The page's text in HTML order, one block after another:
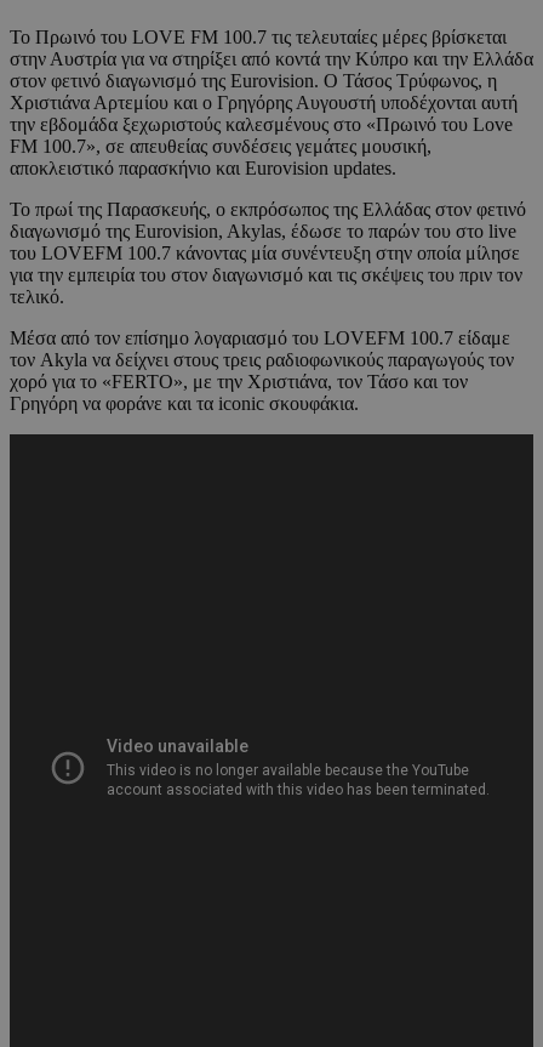
Το Πρωινό του LOVE FM 100.7 τις τελευταίες μέρες βρίσκεται
στην Αυστρία για να στηρίξει από κοντά την Κύπρο και την Ελλάδα
στον φετινό διαγωνισμό της Eurovision. Ο Τάσος Τρύφωνος, η
Χριστιάνα Αρτεμίου και ο Γρηγόρης Αυγουστή υποδέχονται αυτή
την εβδομάδα ξεχωριστούς καλεσμένους στο «Πρωινό του Love
FM 100.7», σε απευθείας συνδέσεις γεμάτες μουσική,
αποκλειστικό παρασκήνιο και Eurovision updates.
Το πρωί της Παρασκευής, ο εκπρόσωπος της Ελλάδας στον φετινό
διαγωνισμό της Eurovision, Akylas, έδωσε το παρών του στο live
του LOVEFM 100.7 κάνοντας μία συνέντευξη στην οποία μίλησε
για την εμπειρία του στον διαγωνισμό και τις σκέψεις του πριν τον
τελικό.
Μέσα από τον επίσημο λογαριασμό του LOVEFM 100.7 είδαμε
τον Akyla να δείχνει στους τρεις ραδιοφωνικούς παραγωγούς τον
χορό για το «FERTO», με την Χριστιάνα, τον Τάσο και τον
Γρηγόρη να φοράνε και τα iconic σκουφάκια.